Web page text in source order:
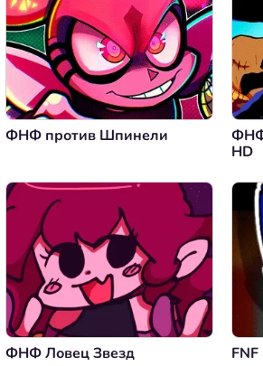
ФНФ против Шпинели
ФНФ
HD
ФНФ Ловец Звезд